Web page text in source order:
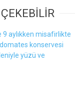
ÇEKEBİLİR